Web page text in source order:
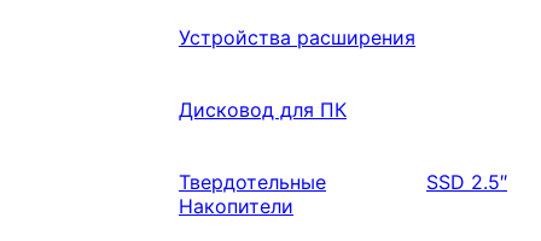
Устройства расширения
Дисковод для ПК
Твердотельные
Накопители
SSD 2.5″